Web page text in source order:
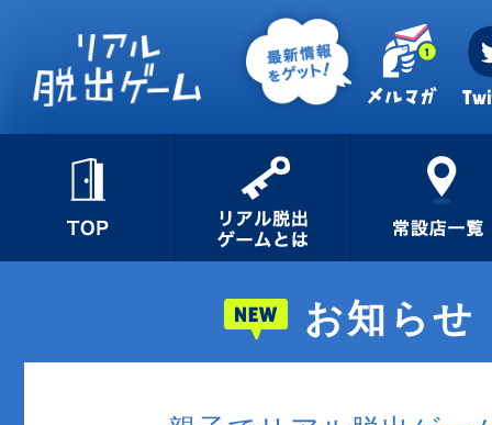
お知らせ